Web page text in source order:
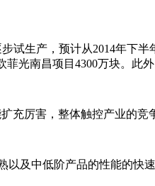
试生产，预计从2014年下
光南昌项目4300万块。此
厉害，整体触控产业的竞
以及中低阶产品的性能的